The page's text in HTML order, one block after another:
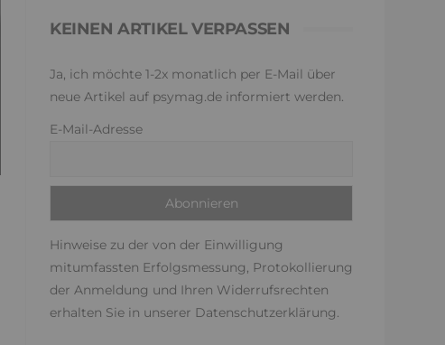
KEINEN ARTIKEL VERPASSEN
Ja, ich möchte 1-2x monatlich per E-Mail über
neue Artikel auf psymag.de informiert werden.
E-Mail-Adresse
Hinweise zu der von der Einwilligung
mitumfassten Erfolgsmessung, Protokollierung
der Anmeldung und Ihren Widerrufsrechten
erhalten Sie in unserer Datenschutzerklärung.